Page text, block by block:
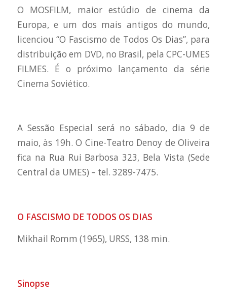
O MOSFILM, maior estúdio de cinema da
Europa, e um dos mais antigos do mundo,
licenciou “O Fascismo de Todos Os Dias”, para
distribuição em DVD, no Brasil, pela CPC-UMES
FILMES. É o próximo lançamento da série
Cinema Soviético.
A Sessão Especial será no sábado, dia 9 de
maio, às 19h. O Cine-Teatro Denoy de Oliveira
fica na Rua Rui Barbosa 323, Bela Vista (Sede
Central da UMES) – tel. 3289-7475.
O FASCISMO DE TODOS OS DIAS
Mikhail Romm (1965), URSS, 138 min.
Sinopse